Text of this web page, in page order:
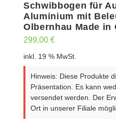
Schwibbogen für
Aluminium mit
Olbernhau Made in
299,00 €
inkl. 19 % MwSt.
Hinweis: Diese Produkte
Präsentation. Es kann
versendet werden. Der
Ort in unserer Filiale